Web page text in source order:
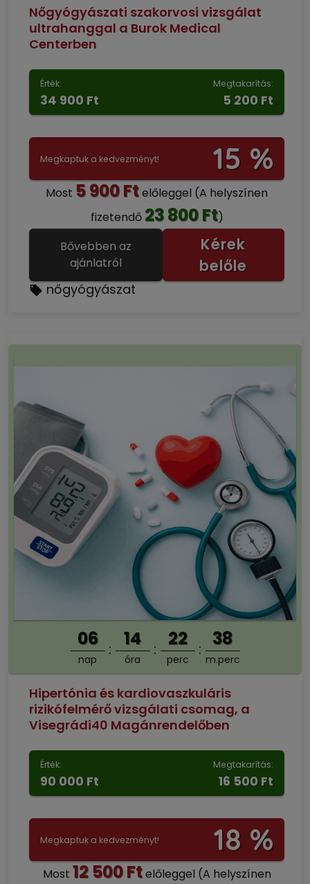
Nőgyógyászati szakorvosi vizsgálat
ultrahanggal a Burok Medical
Centerben
Érték:
34 900 Ft
Megtakarítás:
5 200 Ft
Megkaptuk a kedvezményt! 15 %
Most 5 900 Ftelőleggel (A helyszínen
fizetendő 23 800 Ft)
Bővebben az
ajánlatról
Kérek
belőle
nőgyógyászat
06
nap
14
óra
22
perc
37
m.perc
Hipertónia és kardiovaszkuláris
rizikófelmérő vizsgálati csomag, a
Visegrádi40 Magánrendelőben
Érték:
90 000 Ft
Megtakarítás:
16 500 Ft
Megkaptuk a kedvezményt! 18 %
Most 12 500 Ftelőleggel (A helyszínen